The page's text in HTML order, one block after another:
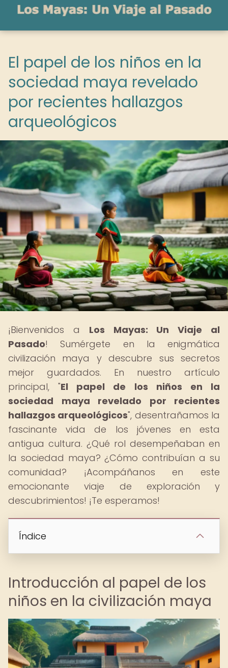
El papel de los niños en la
sociedad maya revelado
por recientes hallazgos
arqueológicos
¡Bienvenidos a Los Mayas: Un Viaje al
Pasado! Sumérgete en la enigmática
civilización maya y descubre sus secretos
mejor guardados. En nuestro artículo
principal, "El papel de los niños en la
sociedad maya revelado por recientes
hallazgos arqueológicos", desentrañamos la
fascinante vida de los jóvenes en esta
antigua cultura. ¿Qué rol desempeñaban en
la sociedad maya? ¿Cómo contribuían a su
comunidad? ¡Acompáñanos en este
emocionante viaje de exploración y
descubrimientos! ¡Te esperamos!
Índice
Introducción al papel de los
niños en la civilización maya